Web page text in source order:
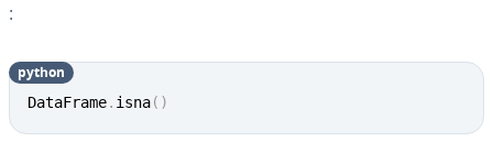
:
DataFrame. isna( )
python